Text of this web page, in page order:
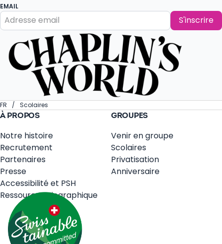
EMAIL
S'inscrire
FR Scolaires
À PROPOS
Notre histoire
Recrutement
Partenaires
Presse
Accessibilité et PSH
Ressources Biographique
GROUPES
Venir en groupe
Scolaires
Privatisation
Anniversaire